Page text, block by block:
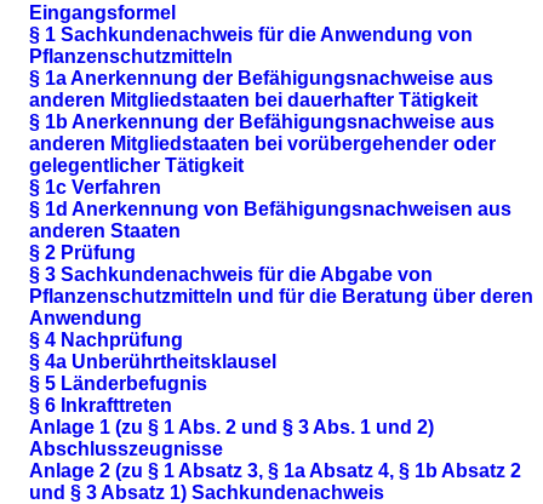
Eingangsformel
§ 1 Sachkundenachweis für die Anwendung von
Pflanzenschutzmitteln
§ 1a Anerkennung der Befähigungsnachweise aus
anderen Mitgliedstaaten bei dauerhafter Tätigkeit
§ 1b Anerkennung der Befähigungsnachweise aus
anderen Mitgliedstaaten bei vorübergehender oder
gelegentlicher Tätigkeit
§ 1c Verfahren
§ 1d Anerkennung von Befähigungsnachweisen aus
anderen Staaten
§ 2 Prüfung
§ 3 Sachkundenachweis für die Abgabe von
Pflanzenschutzmitteln und für die Beratung über deren
Anwendung
§ 4 Nachprüfung
§ 4a Unberührtheitsklausel
§ 5 Länderbefugnis
§ 6 Inkrafttreten
Anlage 1 (zu § 1 Abs. 2 und § 3 Abs. 1 und 2)
Abschlusszeugnisse
Anlage 2 (zu § 1 Absatz 3, § 1a Absatz 4, § 1b Absatz 2
und § 3 Absatz 1) Sachkundenachweis